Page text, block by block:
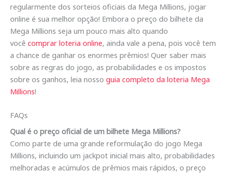
regularmente dos sorteios oficiais da Mega Millions, jogar
online é sua melhor opção! Embora o preço do bilhete da
Mega Millions seja um pouco mais alto quando
você comprar loteria online, ainda vale a pena, pois você tem
a chance de ganhar os enormes prêmios! Quer saber mais
sobre as regras do jogo, as probabilidades e os impostos
sobre os ganhos, leia nosso guia completo da loteria Mega
Millions!
FAQs
Qual é o preço oficial de um bilhete Mega Millions?
Como parte de uma grande reformulação do jogo Mega
Millions, incluindo um jackpot inicial mais alto, probabilidades
melhoradas e acúmulos de prêmios mais rápidos, o preço